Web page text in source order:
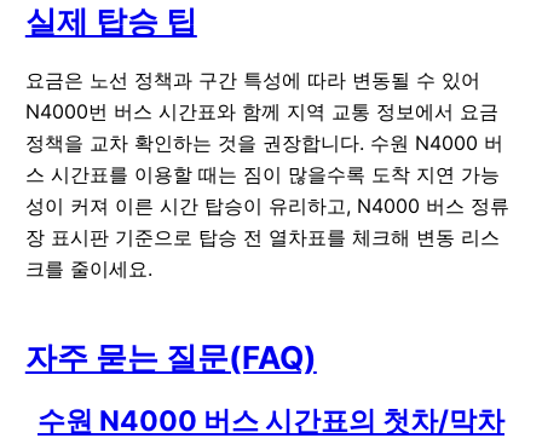
실제 탑승 팁
요금은 노선 정책과 구간 특성에 따라 변동될 수 있어
N4000번 버스 시간표와 함께 지역 교통 정보에서 요금
정책을 교차 확인하는 것을 권장합니다. 수원 N4000 버
스 시간표를 이용할 때는 짐이 많을수록 도착 지연 가능
성이 커져 이른 시간 탑승이 유리하고, N4000 버스 정류
장 표시판 기준으로 탑승 전 열차표를 체크해 변동 리스
크를 줄이세요.
자주 묻는 질문(FAQ)
수원 N4000 버스 시간표의 첫차/막차